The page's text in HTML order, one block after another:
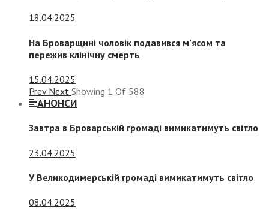
18.04.2025
На Броварщині чоловік подавився м’ясом та
пережив клінічну смерть
15.04.2025
Prev Next Showing 1 Of 588
АНОНСИ
Завтра в Броварській громаді вимикатимуть світло
23.04.2025
У Великодимерській громаді вимикатимуть світло
08.04.2025